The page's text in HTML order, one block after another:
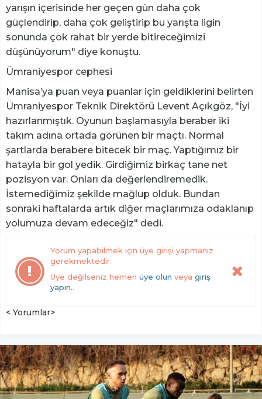
yarışın içerisinde her geçen gün daha çok
güçlendirip, daha çok geliştirip bu yarışta ligin
sonunda çok rahat bir yerde bitireceğimizi
düşünüyorum" diye konuştu.
Ümraniyespor cephesi
Manisa’ya puan veya puanlar için geldiklerini belirten
Ümraniyespor Teknik Direktörü Levent Açıkgöz, "İyi
hazırlanmıştık. Oyunun başlamasıyla beraber iki
takım adına ortada görünen bir maçtı. Normal
şartlarda berabere bitecek bir maç. Yaptığımız bir
hatayla bir gol yedik. Girdiğimiz birkaç tane net
pozisyon var. Onları da değerlendiremedik.
İstemediğimiz şekilde mağlup olduk. Bundan
sonraki haftalarda artık diğer maçlarımıza odaklanıp
yolumuza devam edeceğiz" dedi.
Yorum yapabilmek için üye girişi yapmanız
gerekmektedir.
Üye değilseniz hemen üye olun veya giriş
yapın..
< Yorumlar>